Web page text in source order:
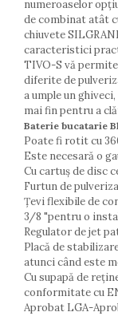
numeroaselor
de combinat atât
chiuvete
caracteristici
TIVO-S vă
diferite de
a umple un
mai fin pentru a
Baterie bucatarie
Poate fi rotit cu
Este necesară o
Cu cartuș de disc
Furtun de
Țevi flexibile de
3/8 "pentru o
Regulator de jet
Placă de
atunci când este
Cu supapă de
conformitate cu
Aprobat LGA-